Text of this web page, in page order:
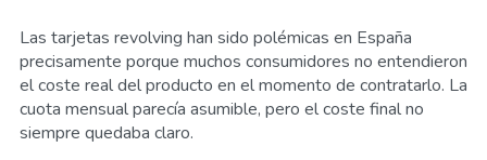
Las tarjetas revolving han sido polémicas en España
precisamente porque muchos consumidores no entendieron
el coste real del producto en el momento de contratarlo. La
cuota mensual parecía asumible, pero el coste final no
siempre quedaba claro.